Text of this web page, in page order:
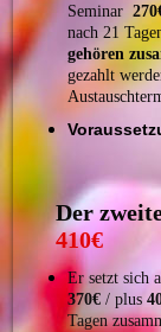
Seminar
nach 21
gehören
gezahlt
Der
410€
Er setzt sich
370€ / plus
Tagen